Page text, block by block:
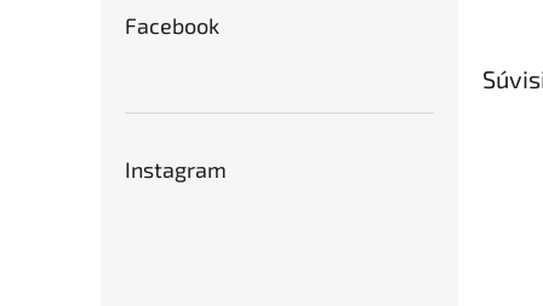
Facebook
Instagram